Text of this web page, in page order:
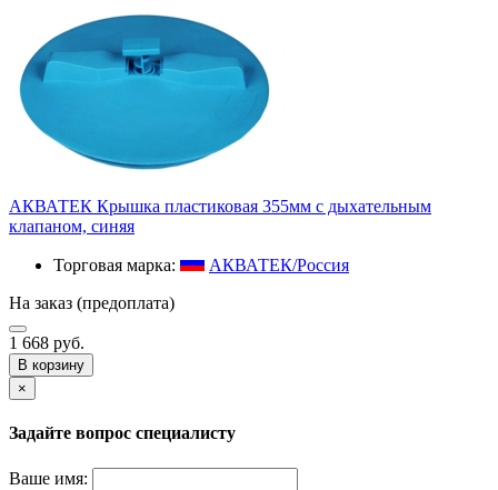
АКВАТЕК Крышка пластиковая 355мм с дыхательным
клапаном, синяя
Торговая марка:
АКВАТЕК/Россия
На заказ (предоплата)
1 668 руб.
В корзину
×
Задайте вопрос специалисту
Ваше имя: